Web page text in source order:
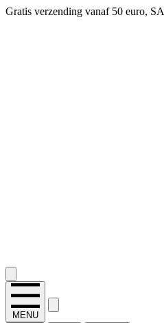
Gratis verzending vanaf 50 euro,
MENU